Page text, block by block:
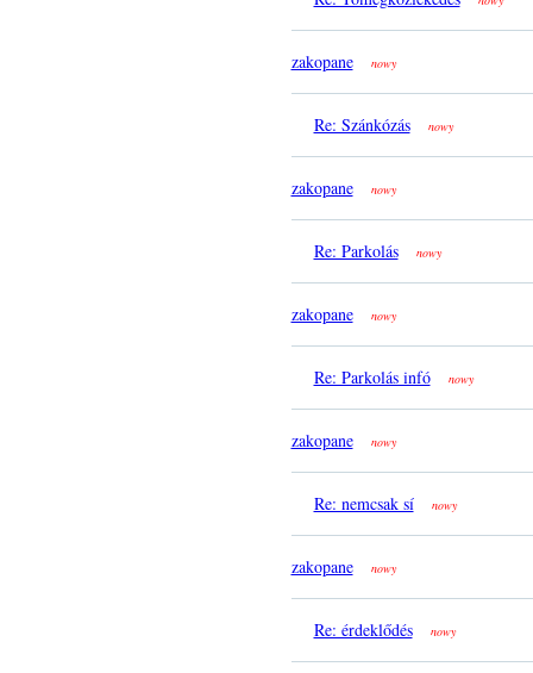
zakopane nowy
Re: Szánkózás nowy
zakopane nowy
Re: Parkolás nowy
zakopane nowy
Re: Parkolás infó nowy
zakopane nowy
Re: nemcsak sí nowy
zakopane nowy
Re: érdeklődés nowy